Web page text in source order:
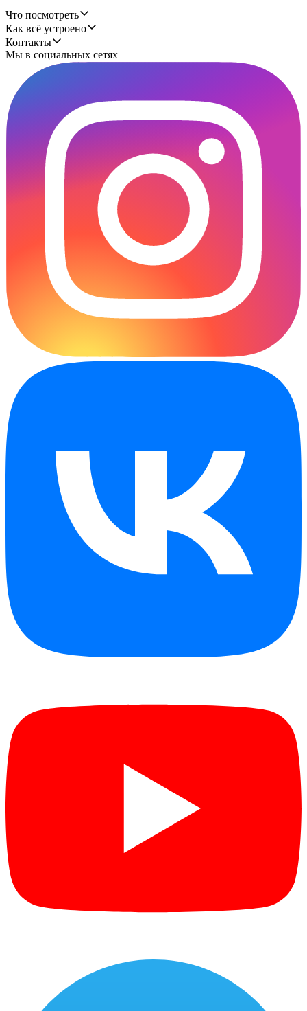
Что посмотреть
Как всё устроено
Контакты
Мы в социальных сетях